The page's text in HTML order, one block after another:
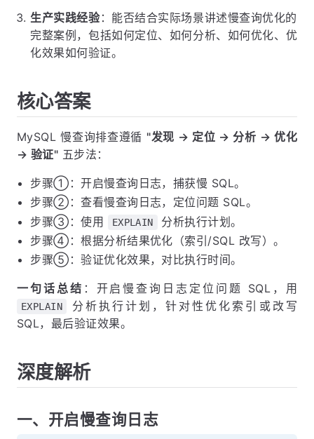
生产实践经验：能否结合实际场景讲述慢查询优化的
完整案例，包括如何定位、如何分析、如何优化、优
化效果如何验证。
核心答案
MySQL 慢查询排查遵循 "发现 → 定位 → 分析 → 优化
→ 验证" 五步法：
步骤①：开启慢查询日志，捕获慢 SQL。
步骤②：查看慢查询日志，定位问题 SQL。
步骤③：使用
EXPLAIN
分析执行计划。
步骤④：根据分析结果优化（索引/SQL 改写）。
步骤⑤：验证优化效果，对比执行时间。
一句话总结 ：开启慢查询日志定位问题 SQL，用
EXPLAIN
分析执行计划，针对性优化索引或改写
SQL，最后验证效果。
深度解析
一、开启慢查询日志